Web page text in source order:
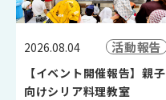
2026.08.04 活動報告
【イベント開催報告】親子
向けシリア料理教室